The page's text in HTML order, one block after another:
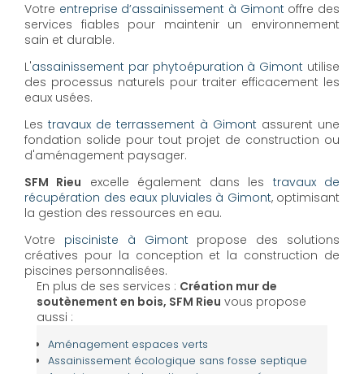
Votre entreprise d’assainissement à Gimont offre des
services fiables pour maintenir un environnement
sain et durable.
L'assainissement par phytoépuration à Gimont utilise
des processus naturels pour traiter efficacement les
eaux usées.
Les travaux de terrassement à Gimont assurent une
fondation solide pour tout projet de construction ou
d'aménagement paysager.
SFM Rieu excelle également dans les travaux de
récupération des eaux pluviales à Gimont, optimisant
la gestion des ressources en eau.
Votre pisciniste à Gimont propose des solutions
créatives pour la conception et la construction de
piscines personnalisées.
En plus de ses services : Création mur de
soutènement en bois, SFM Rieu vous propose
aussi :
Aménagement espaces verts
Assainissement écologique sans fosse septique